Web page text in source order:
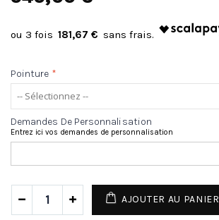
181,67 €
Pointure *
Demandes De Personnalisation
Entrez ici vos demandes de personnalisation
AJOUTER AU PANIER